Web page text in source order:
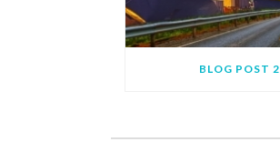
BLOG POST 2